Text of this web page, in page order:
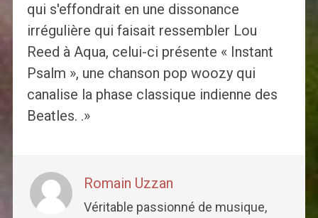
qui s'effondrait en une dissonance
irrégulière qui faisait ressembler Lou
Reed à Aqua, celui-ci présente « Instant
Psalm », une chanson pop woozy qui
canalise la phase classique indienne des
Beatles. .»
Romain Uzzan
Véritable passionné de musique,